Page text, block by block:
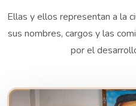
Ellas y ellos representan a la
sus nombres, cargos y las
por el